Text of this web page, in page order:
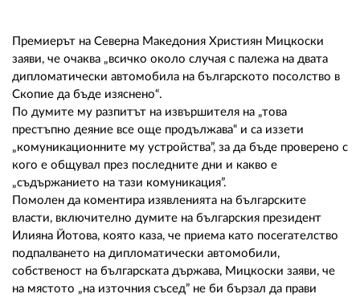
Премиерът на Северна Македония Християн Мицкоски
заяви, че очаква „всичко около случая с палежа на двата
дипломатически автомобила на българското посолство в
Скопие да бъде изяснено“.
По думите му разпитът на извършителя на „това
престъпно деяние все още продължава“ и са иззети
„комуникационните му устройства”, за да бъде проверено с
кого е общувал през последните дни и какво е
„съдържанието на тази комуникация”.
Помолен да коментира изявленията на българските
власти, включително думите на българския президент
Илияна Йотова, която каза, че приема като посегателство
подпалването на дипломатически автомобили,
собственост на българската държава, Мицкоски заяви, че
на мястото „на източния съсед” не би бързал да прави